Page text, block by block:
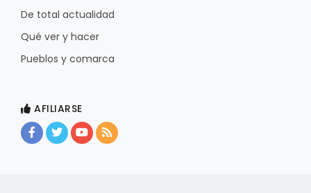
De total actualidad
Qué ver y hacer
Pueblos y comarca
AFILIARSE